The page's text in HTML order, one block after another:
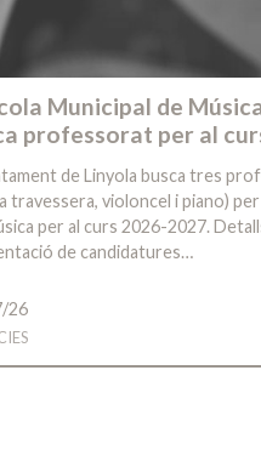
Municipal de
professorat per al
de Linyola busca tres
travessera, violoncel i piano) per
per al curs 2026-2027.
de candidatures…
26